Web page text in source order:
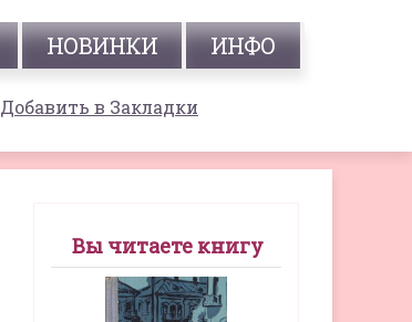
НОВИНКИ ИНФО
Добавить в Закладки
Вы читаете книгу